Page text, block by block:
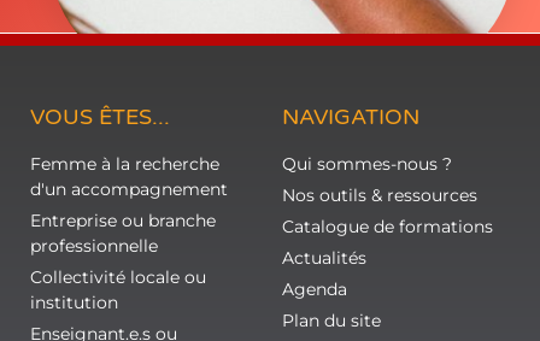
VOUS ÊTES...
Femme à la recherche
d'un accompagnement
Entreprise ou branche
professionnelle
Collectivité locale ou
institution
Enseignant.e.s ou
NAVIGATION
Qui sommes-nous ?
Nos outils & ressources
Catalogue de formations
Actualités
Agenda
Plan du site